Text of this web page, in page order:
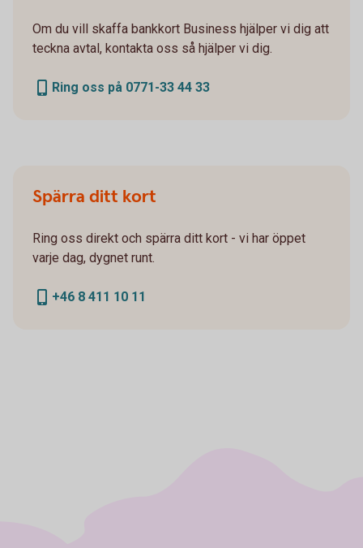
Om du vill skaffa bankkort Business hjälper vi dig att
teckna avtal, kontakta oss så hjälper vi dig.
Ring oss på 0771-33 44 33
Spärra ditt kort
Ring oss direkt och spärra ditt kort - vi har öppet
varje dag, dygnet runt.
+46 8 411 10 11